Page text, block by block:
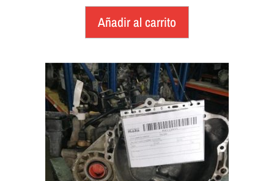
Añadir al carrito